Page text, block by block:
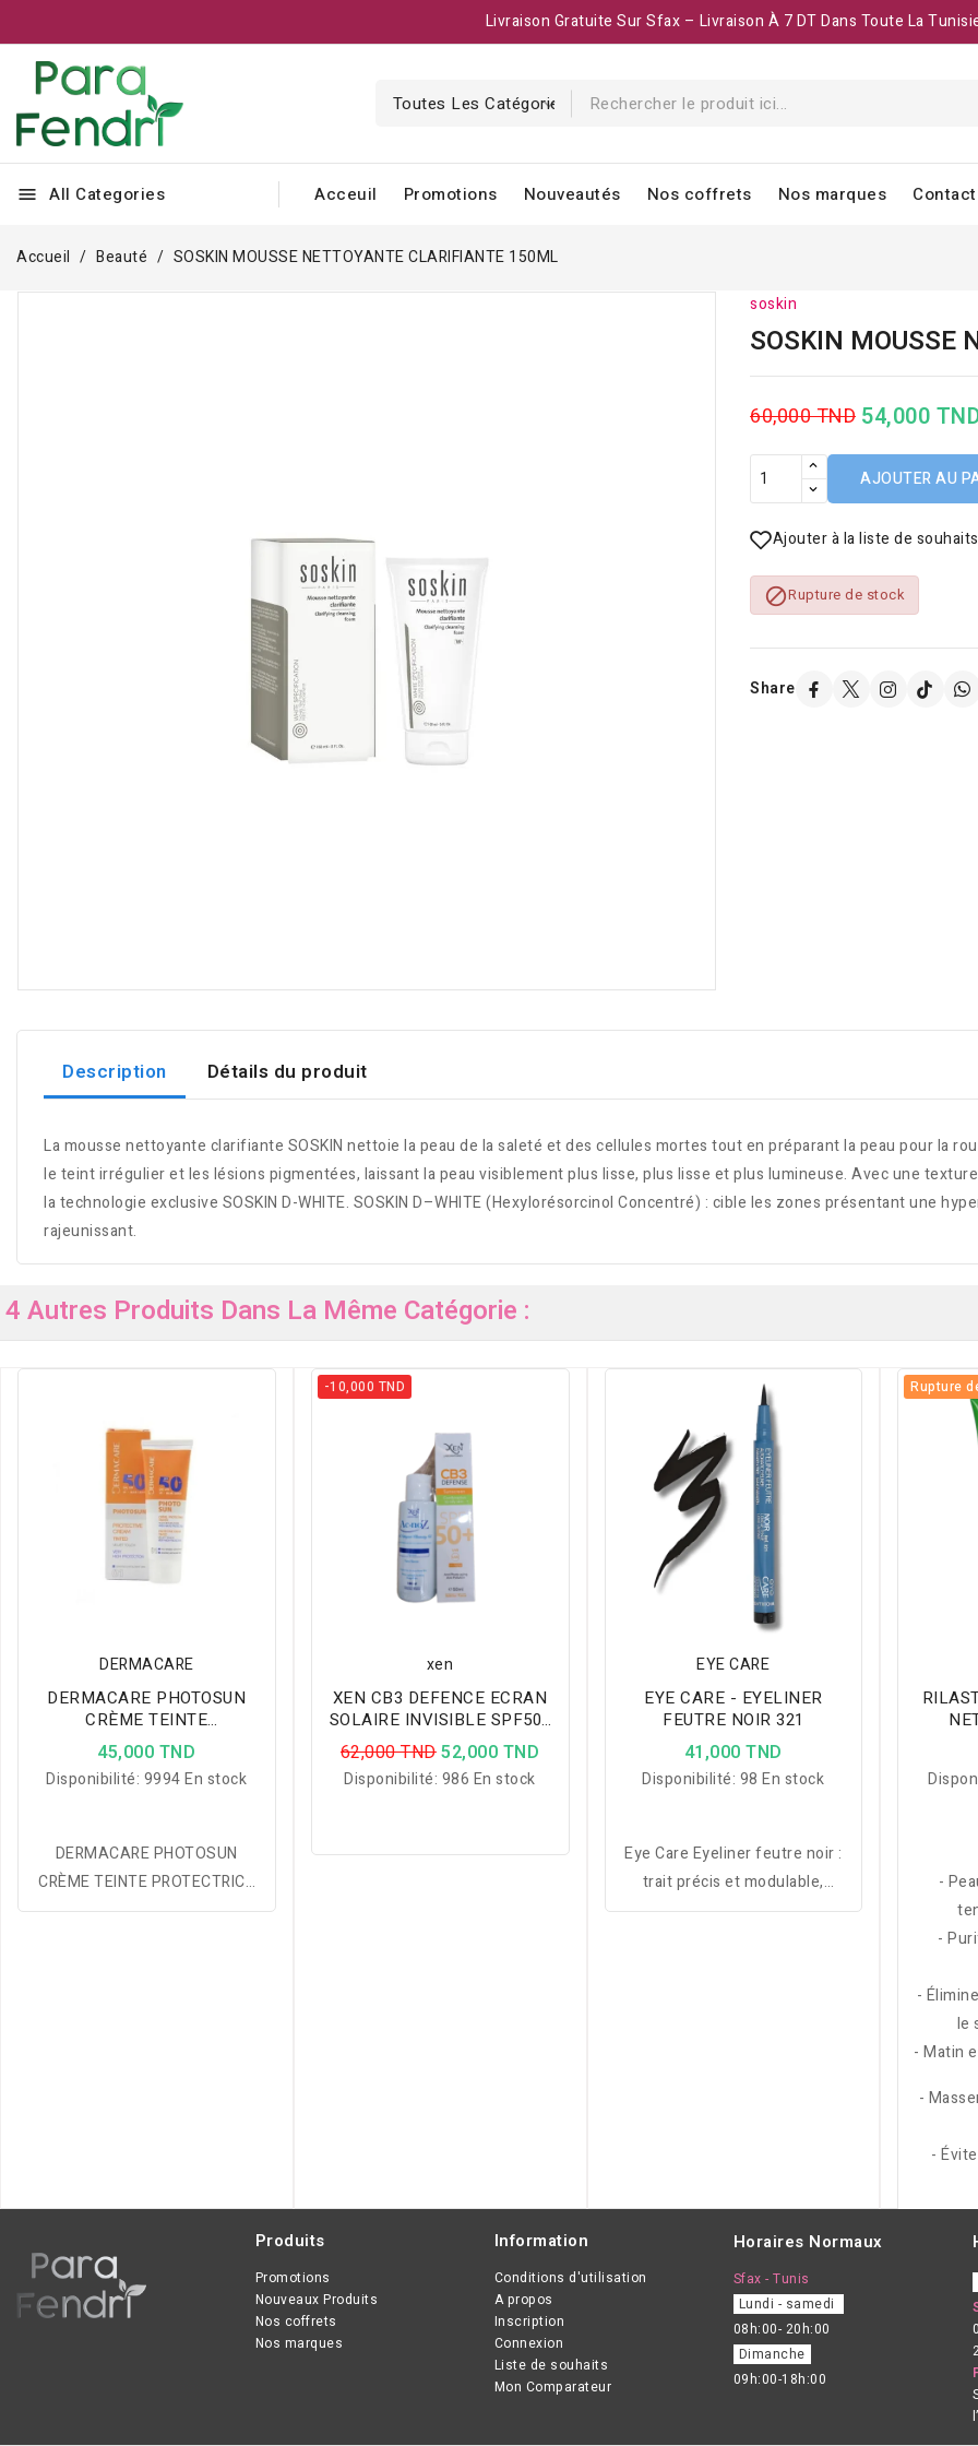
Livraison Gratuite Sur Sfax – Livraison À 7 DT Dans Toute La
menu All Categories Acceuil Promotions Nouveautés Nos coffrets Nos marques
Accueil Beauté SOSKIN MOUSSE NETTOYANTE CLARIFIANTE 150ML
soskin
SOSKIN MOUSSE
60,000 TND 54,000
AJOUTER AU
Ajouter à la liste de souhaits
Rupture de stock
Share
Description Détails du produit
La mousse nettoyante clarifiante SOSKIN nettoie la peau de la saleté et des cellules mortes tout en préparant la peau pour la
le teint irrégulier et les lésions pigmentées, laissant la peau visiblement plus lisse, plus lisse et plus lumineuse. Avec une
la technologie exclusive SOSKIN D-WHITE. SOSKIN D–WHITE (Hexylorésorcinol Concentré) : cible les zones présentant une
rajeunissant.
4 Autres Produits Dans La Même Catégorie :
DERMACARE
DERMACARE PHOTOSUN
CRÈME TEINTE
PROTECTRICE 01 SPF50+
PEAUX NORMALES A
SECHES
45,000 TND
Disponibilité: 9994 En stock
DERMACARE PHOTOSUN
CRÈME TEINTE PROTECTRICE
01 SPF50+ PEAUX NORMALES
-10,000 TND
xen
XEN CB3 DEFENCE ECRAN
SOLAIRE INVISIBLE SPF50+
PEAUX GRASSES
62,000 TND52,000 TND
Disponibilité: 986 En stock
EYE CARE
EYE CARE - EYELINER
FEUTRE NOIR 321
41,000 TND
Disponibilité: 98 En stock
Eye Care Eyeliner feutre noir :
trait précis et modulable,
longue tenue, adapté aux yeux
Rupture
-
-
-
le
- Matin
-
-
Produits
Promotions
Nouveaux Produits
Nos coffrets
Nos marques
Information
Conditions d'utilisation
A propos
Inscription
Connexion
Liste de souhaits
Mon Comparateur
Horaires Normaux
Sfax - Tunis
Lundi - samedi
08h:00- 20h:00
Dimanche
09h:00-18h:00